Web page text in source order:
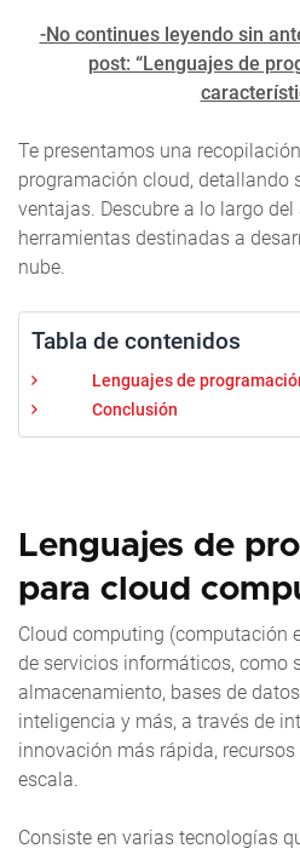
-No continues leyendo sin
post: “Lenguajes de
Te presentamos una
programación cloud, detallando
ventajas. Descubre a lo largo
herramientas destinadas a
nube.
Tabla de contenidos
Lenguajes de
Conclusión
Lenguajes de
para cloud
Cloud computing (computación
de servicios informáticos, como
almacenamiento, bases de
inteligencia y más, a través de
innovación más rápida,
escala.
Consiste en varias tecnologías